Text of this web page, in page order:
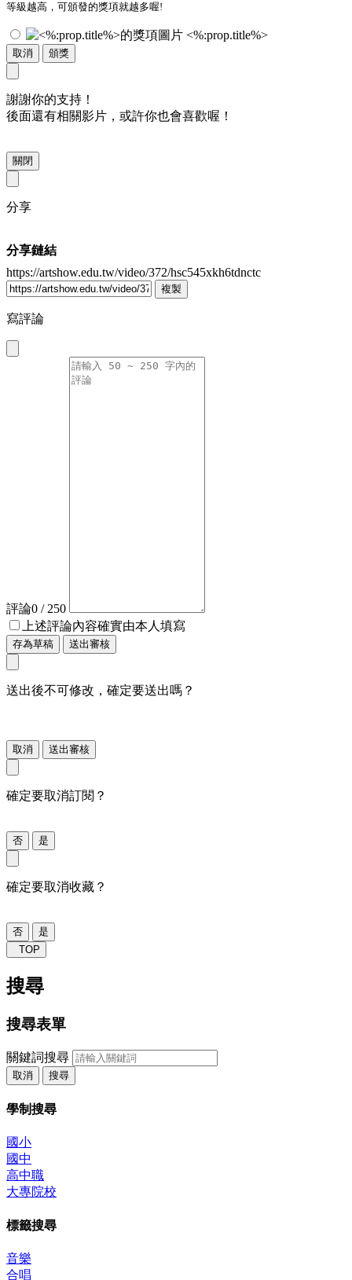
等級越高，可頒發的獎項就越多喔!
<%:prop.title%>
取消 頒獎
謝謝你的支持！
後面還有相關影片，或許你也會喜歡喔！
關閉
分享
分享鏈結
https://artshow.edu.tw/video/372/hsc545xkh6tdnctc
複製
寫評論
評論0 / 250
上述評論內容確實由本人填寫
存為草稿 送出審核
送出後不可修改，確定要送出嗎？
取消 送出審核
確定要取消訂閱？
否 是
確定要取消收藏？
否
是
TOP
搜尋
搜尋表單
關鍵詞搜尋
取消 搜尋
學制搜尋
國小
國中
高中職
大專院校
標籤搜尋
音樂
合唱